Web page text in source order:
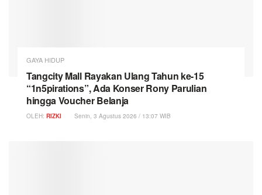
GAYA HIDUP
Tangcity Mall Rayakan Ulang Tahun ke-15
“1n5pirations”, Ada Konser Rony Parulian
hingga Voucher Belanja
OLEH: RIZKI Senin, 3 Agustus 2026 / 13:07 WIB